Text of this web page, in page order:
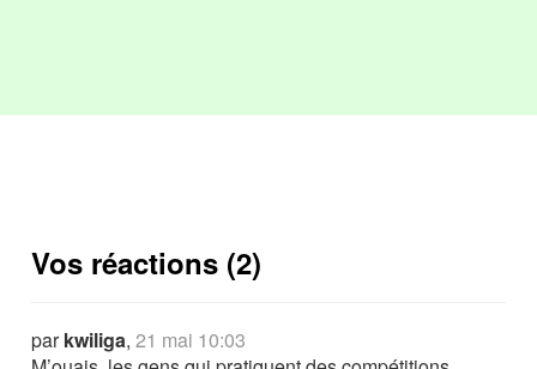
Vos réactions (2)
parkwiliga,21 mai 10:03